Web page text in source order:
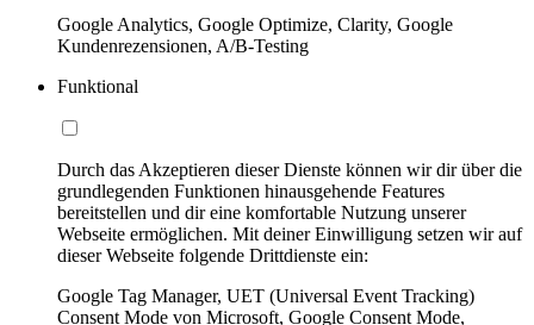
Google Analytics, Google Optimize, Clarity, Google
Kundenrezensionen, A/B-Testing
Funktional
Durch das Akzeptieren dieser Dienste können wir dir über die
grundlegenden Funktionen hinausgehende Features
bereitstellen und dir eine komfortable Nutzung unserer
Webseite ermöglichen. Mit deiner Einwilligung setzen wir auf
dieser Webseite folgende Drittdienste ein:
Google Tag Manager, UET (Universal Event Tracking)
Consent Mode von Microsoft, Google Consent Mode,